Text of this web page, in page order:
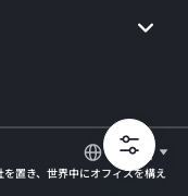
日本語
置き、世界中にオフィスを構え